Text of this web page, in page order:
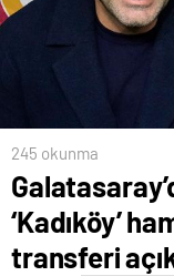
245 okunma
‘Kadıköy’
transferi